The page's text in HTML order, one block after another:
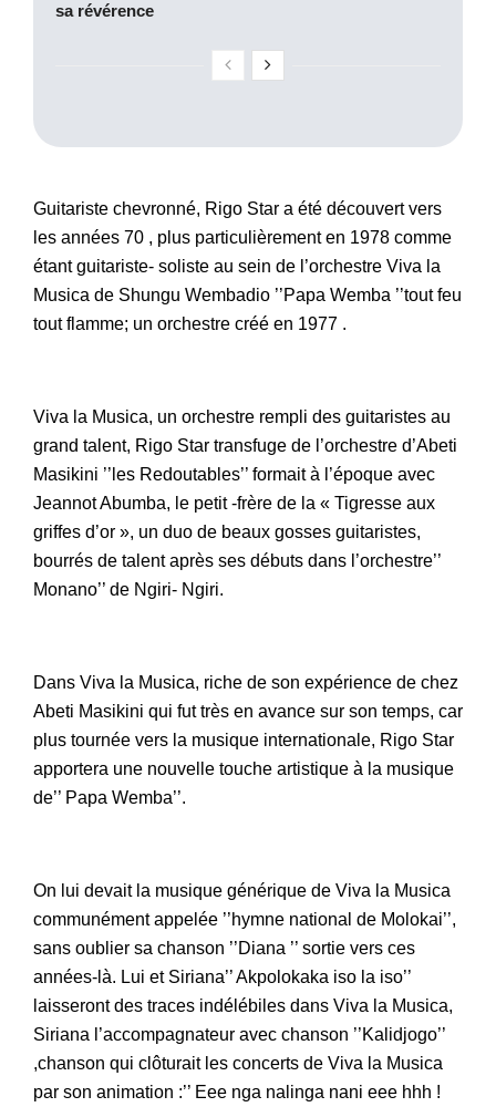
sa révérence
Guitariste chevronné, Rigo Star a été découvert vers
les années 70 , plus particulièrement en 1978 comme
étant guitariste- soliste au sein de l’orchestre Viva la
Musica de Shungu Wembadio ’’Papa Wemba ’’tout feu
tout flamme; un orchestre créé en 1977 .
Viva la Musica, un orchestre rempli des guitaristes au
grand talent, Rigo Star transfuge de l’orchestre d’Abeti
Masikini ’’les Redoutables’’ formait à l’époque avec
Jeannot Abumba, le petit -frère de la « Tigresse aux
griffes d’or », un duo de beaux gosses guitaristes,
bourrés de talent après ses débuts dans l’orchestre’’
Monano’’ de Ngiri- Ngiri.
Dans Viva la Musica, riche de son expérience de chez
Abeti Masikini qui fut très en avance sur son temps, car
plus tournée vers la musique internationale, Rigo Star
apportera une nouvelle touche artistique à la musique
de’’ Papa Wemba’’.
On lui devait la musique générique de Viva la Musica
communément appelée ’’hymne national de Molokai’’,
sans oublier sa chanson ’’Diana ’’ sortie vers ces
années-là. Lui et Siriana’’ Akpolokaka iso la iso’’
laisseront des traces indélébiles dans Viva la Musica,
Siriana l’accompagnateur avec chanson ’’Kalidjogo’’
,chanson qui clôturait les concerts de Viva la Musica
par son animation :’’ Eee nga nalinga nani eee hhh !